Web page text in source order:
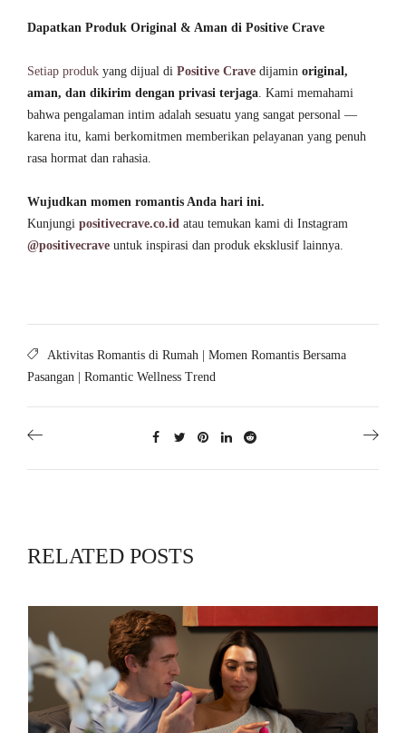
Dapatkan Produk Original & Aman di Positive Crave
Setiap produk yang dijual di Positive Crave dijamin original,
aman, dan dikirim dengan privasi terjaga. Kami memahami
bahwa pengalaman intim adalah sesuatu yang sangat personal —
karena itu, kami berkomitmen memberikan pelayanan yang penuh
rasa hormat dan rahasia.
Wujudkan momen romantis Anda hari ini.
Kunjungi positivecrave.co.id atau temukan kami di Instagram
@positivecrave untuk inspirasi dan produk eksklusif lainnya.
Aktivitas Romantis di Rumah
Momen Romantis Bersama
Pasangan
Romantic Wellness Trend
RELATED POSTS